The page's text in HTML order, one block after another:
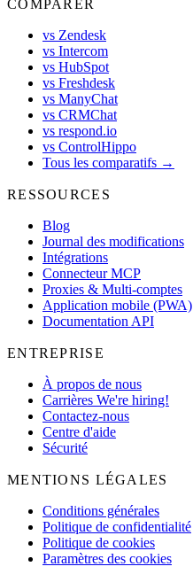
COMPARER
vs Zendesk
vs Intercom
vs HubSpot
vs Freshdesk
vs ManyChat
vs CRMChat
vs respond.io
vs ControlHippo
Tous les comparatifs →
RESSOURCES
Blog
Journal des modifications
Intégrations
Connecteur MCP
Proxies & Multi-comptes
Application mobile (PWA)
Documentation API
ENTREPRISE
À propos de nous
Carrières We're hiring!
Contactez-nous
Centre d'aide
Sécurité
MENTIONS LÉGALES
Conditions générales
Politique de confidentialité
Politique de cookies
Paramètres des cookies